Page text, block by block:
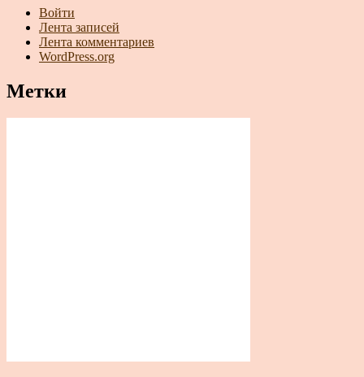
Войти
Лента записей
Лента комментариев
WordPress.org
Метки